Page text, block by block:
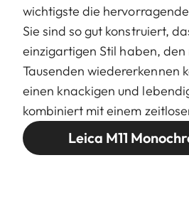
wichtigste die
Sie sind so gut konstruiert,
einzigartigen Stil haben,
Tausenden wiedererkennen
einen knackigen und
kombiniert mit einem
Leica M11